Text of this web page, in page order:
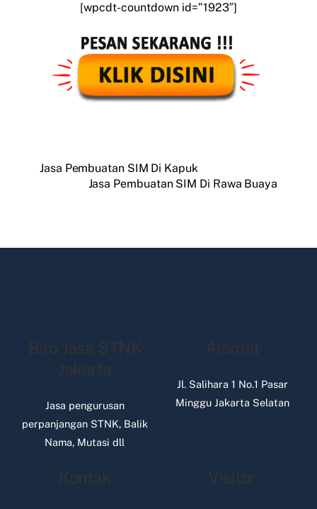
[wpcdt-countdown id=”1923″]
Jasa Pembuatan SIM Di Kapuk
Jasa Pembuatan SIM Di Rawa Buaya
Biro Jasa STNK
Jakarta
Jasa pengurusan
perpanjangan STNK, Balik
Nama, Mutasi dll
Alamat
Jl. Salihara 1 No.1 Pasar
Minggu Jakarta Selatan
Kontak Visitor